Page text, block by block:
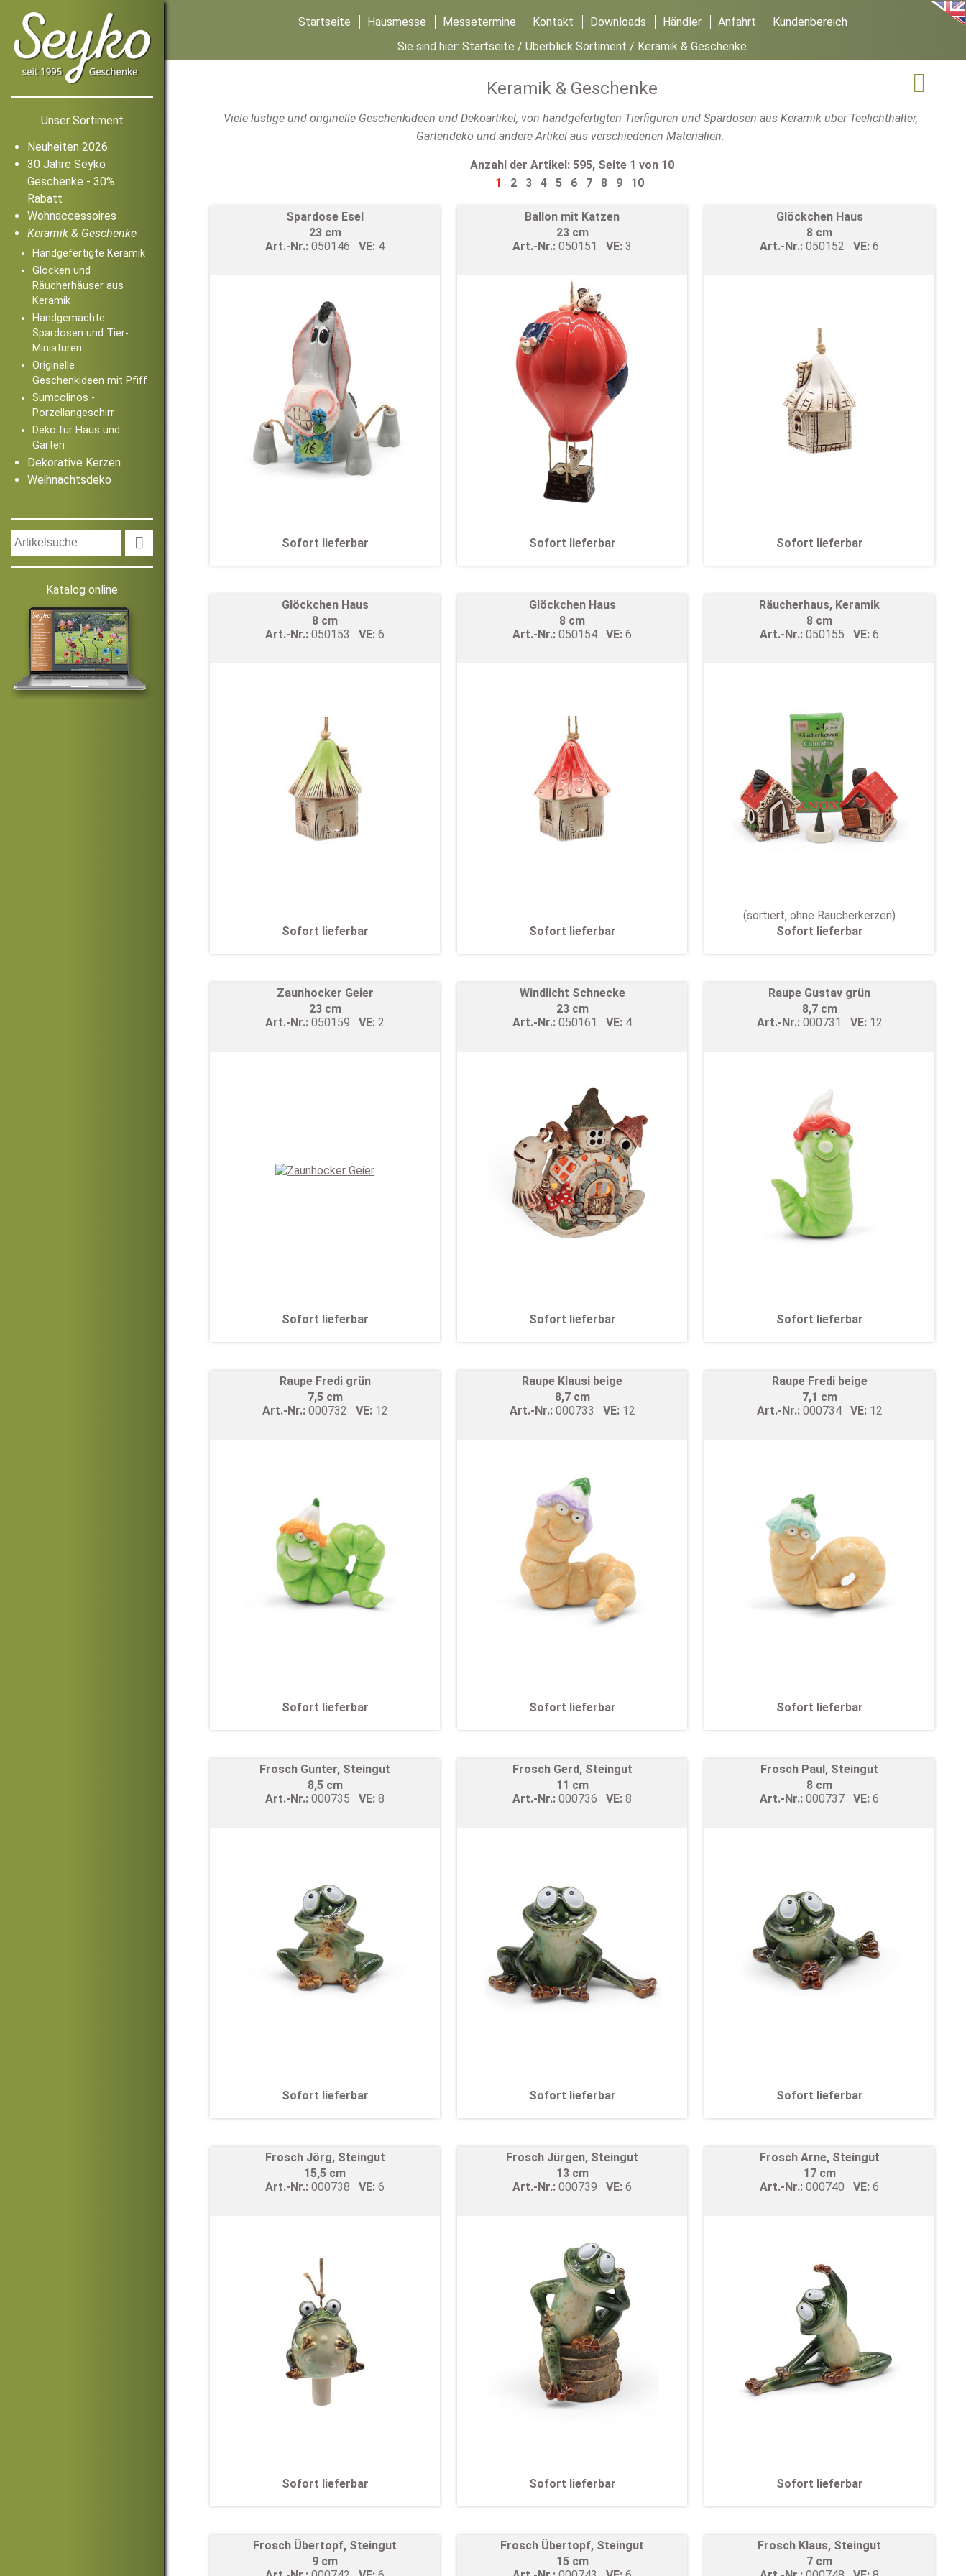
Unser Sortiment
Neuheiten 2026
30 Jahre Seyko
Geschenke - 30%
Rabatt
Wohnaccessoires
Keramik & Geschenke
Handgefertigte Keramik
Glocken und
Räucherhäuser aus
Keramik
Handgemachte
Spardosen und Tier-
Miniaturen
Originelle
Geschenkideen mit Pfiff
Sumcolinos -
Porzellangeschirr
Deko für Haus und
Garten
Dekorative Kerzen
Weihnachtsdeko

Katalog online
Startseite Hausmesse Messetermine Kontakt Downloads Händler Anfahrt
Kundenbereich
Sie sind hier:Startseite /Überblick Sortiment / Keramik & Geschenke
Keramik & Geschenke
Viele lustige und originelle Geschenkideen und Dekoartikel, von handgefertigten Tierfiguren und Spardosen aus Keramik über Teelichthalter,
Gartendeko und andere Artikel aus verschiedenen Materialien.
Anzahl der Artikel: 595, Seite 1 von 10
1
2 3 4 5 6 7 8 9 10

Spardose Esel
23 cm
Art.-Nr.:050146VE: 4
Sofort lieferbar
Ballon mit Katzen
23 cm
Art.-Nr.:050151VE:3
Sofort lieferbar
Glöckchen Haus
8 cm
Art.-Nr.:050152VE:6
Sofort lieferbar
Glöckchen Haus
8 cm
Art.-Nr.:050153VE:6
Sofort lieferbar
Glöckchen Haus
8 cm
Art.-Nr.:050154VE:6
Sofort lieferbar
Räucherhaus, Keramik
8 cm
Art.-Nr.:050155VE:6
(sortiert, ohne Räucherkerzen)
Sofort lieferbar
Zaunhocker Geier
23 cm
Art.-Nr.:050159VE:2
Sofort lieferbar
Windlicht Schnecke
23 cm
Art.-Nr.:050161VE: 4
Sofort lieferbar
Raupe Gustav grün
8,7 cm
Art.-Nr.: 000731 VE: 12
Sofort lieferbar
Raupe Fredi grün
7,5 cm
Art.-Nr.: 000732 VE: 12
Sofort lieferbar
Raupe Klausi beige
8,7 cm
Art.-Nr.: 000733 VE: 12
Sofort lieferbar
Raupe Fredi beige
7,1 cm
Art.-Nr.: 000734 VE: 12
Sofort lieferbar
Frosch Gunter, Steingut
8,5 cm
Art.-Nr.:000735VE:8
Sofort lieferbar
Frosch Gerd, Steingut
11 cm
Art.-Nr.:000736VE:8
Sofort lieferbar
Frosch Paul, Steingut
8 cm
Art.-Nr.:000737VE:6
Sofort lieferbar
Frosch Jörg, Steingut
15,5 cm
Art.-Nr.:000738VE:6
Sofort lieferbar
Frosch Jürgen, Steingut
13 cm
Art.-Nr.:000739VE:6
Sofort lieferbar
Frosch Arne, Steingut
17 cm
Art.-Nr.:000740VE:6
Sofort lieferbar
Frosch Übertopf, Steingut
9 cm
Frosch Übertopf, Steingut
15 cm
Frosch Klaus, Steingut
7 cm